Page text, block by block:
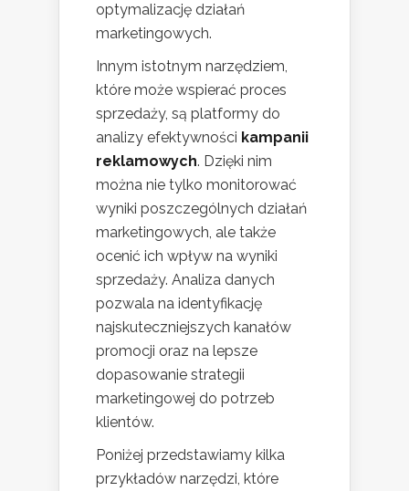
optymalizację działań
marketingowych.
Innym istotnym narzędziem,
które może wspierać proces
sprzedaży, są platformy do
analizy efektywności kampanii
reklamowych. Dzięki nim
można nie tylko monitorować
wyniki poszczególnych działań
marketingowych, ale także
ocenić ich wpływ na wyniki
sprzedaży. Analiza danych
pozwala na identyfikację
najskuteczniejszych kanałów
promocji oraz na lepsze
dopasowanie strategii
marketingowej do potrzeb
klientów.
Poniżej przedstawiamy kilka
przykładów narzędzi, które